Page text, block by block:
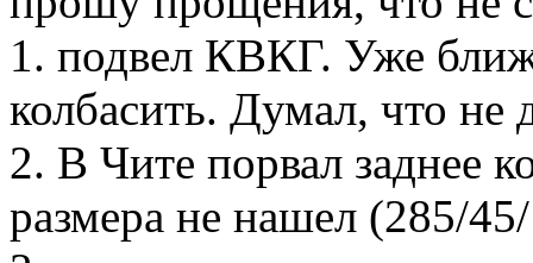
1. подвел КВКГ. Уже
колбасить. Думал, что
2. В Чите порвал заднее
размера не нашел (285/